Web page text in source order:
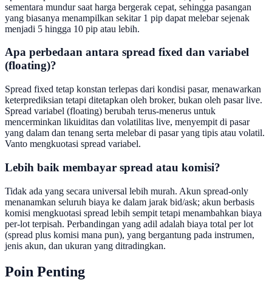
sementara mundur saat harga bergerak cepat, sehingga pasangan
yang biasanya menampilkan sekitar 1 pip dapat melebar sejenak
menjadi 5 hingga 10 pip atau lebih.
Apa perbedaan antara spread fixed dan variabel
(floating)?
Spread fixed tetap konstan terlepas dari kondisi pasar, menawarkan
keterprediksian tetapi ditetapkan oleh broker, bukan oleh pasar live.
Spread variabel (floating) berubah terus-menerus untuk
mencerminkan likuiditas dan volatilitas live, menyempit di pasar
yang dalam dan tenang serta melebar di pasar yang tipis atau volatil.
Vanto mengkuotasi spread variabel.
Lebih baik membayar spread atau komisi?
Tidak ada yang secara universal lebih murah. Akun spread-only
menanamkan seluruh biaya ke dalam jarak bid/ask; akun berbasis
komisi mengkuotasi spread lebih sempit tetapi menambahkan biaya
per-lot terpisah. Perbandingan yang adil adalah biaya total per lot
(spread plus komisi mana pun), yang bergantung pada instrumen,
jenis akun, dan ukuran yang ditradingkan.
Poin Penting